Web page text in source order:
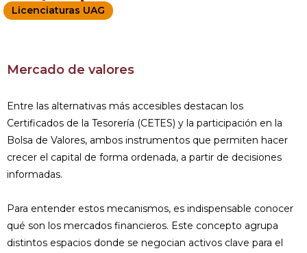
Licenciaturas UAG
Mercado de valores
Entre las alternativas más accesibles destacan los
Certificados de la Tesorería (CETES) y la participación en la
Bolsa de Valores, ambos instrumentos que permiten hacer
crecer el capital de forma ordenada, a partir de decisiones
informadas.
Para entender estos mecanismos, es indispensable conocer
qué son los mercados financieros. Este concepto agrupa
distintos espacios donde se negocian activos clave para el